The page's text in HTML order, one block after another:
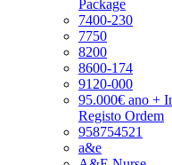
Package
7400-230
7750
8200
8600-174
9120-000
95.000€ ano +
Registo Ordem
958754521
a&e